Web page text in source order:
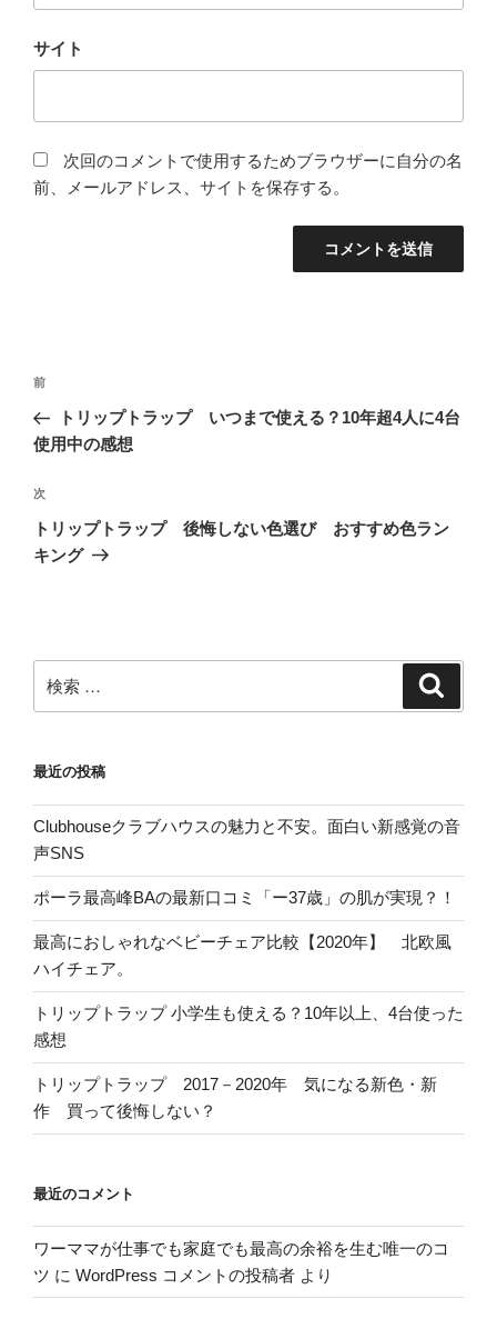
サイト
次回のコメントで使用するためブラウザーに自分の名
前、メールアドレス、サイトを保存する。
投
ナ
ゲ
ー
シ
過
去
の
稿
前
トリップトラップ いつまで使える？10年超4人に4台
使用中の感想
次
の
投
次
トリップトラップ 後悔しない色選び おすすめ色ラン
キング
索:
最近の投稿
Clubhouseクラブハウスの魅力と不安。面白い新感覚の音
声SNS
ポーラ最高峰BAの最新口コミ「ー37歳」の肌が実現？！
最高におしゃれなベビーチェア比較【2020年】 北欧風
ハイチェア。
トリップトラップ 小学生も使える？10年以上、4台使った
感想
トリップトラップ 2017－2020年 気になる新色・新
作 買って後悔しない？
最近のコメント
ワーママが仕事でも家庭でも最高の余裕を生む唯一のコ
ツ に WordPress コメントの投稿者 より